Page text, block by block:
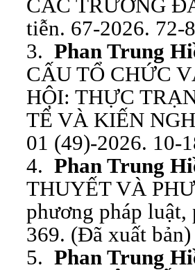
CÁC TRƯỜNG
tiễn. 67-2026. 72-
3. Phan Trung
CẤU TỔ CHỨC
HỘI: THỰC
TẾ VÀ KIẾN
01 (49)-2026. 10-
4. Phan Trung
THUYẾT VÀ
phương pháp luật,
369. (Đã xuất bản)
5. Phan Trung